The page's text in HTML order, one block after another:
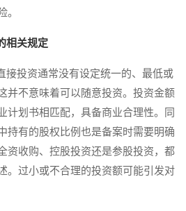
。
相关规定
投资通常没有设定统一的、最低或
并不意味着可以随意投资。投资金额
计划书相匹配，具备商业合理性。同
持有的股权比例也是备案时需要明确
资收购、控股投资还是参股投资，都
。过小或不合理的投资额可能引发对